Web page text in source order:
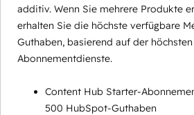
additiv. Wenn Sie mehrere Produkte
erhalten Sie die höchste verfügbare
Guthaben, basierend auf der
Abonnementdienste.
Content Hub Starter-
500 HubSpot-Guthaben